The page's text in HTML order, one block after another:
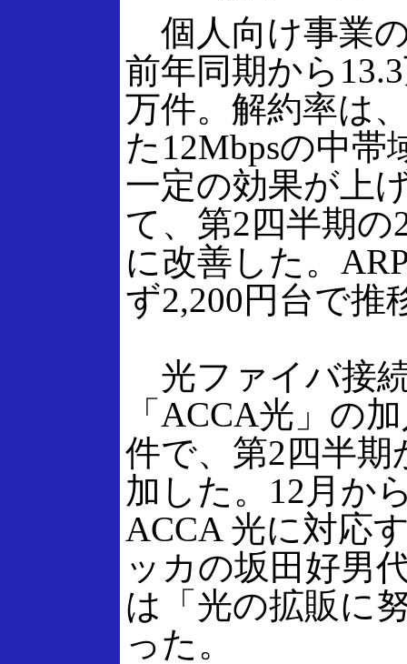
個人向け事業
前年同期から
万件。解約率は
た12Mbpsの中帯
一定の効果が上
て、第2四半期の
に改善した。
ず2,200円台で推
光ファイバ接
「ACCA光」の
件で、第2四半期
加した。12月か
ACCA 光に対応
ッカの坂田好男
は「光の拡販に
った。